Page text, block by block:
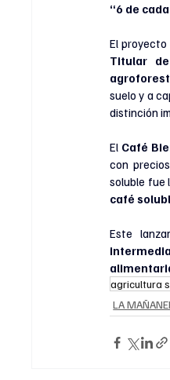
“6 de
El
Titular
suelo y a
distinción
El Café
con
soluble fue
café
agricultura
LA